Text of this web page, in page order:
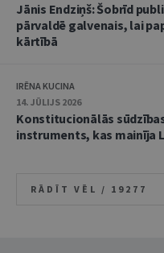
Jānis Endziņš: Šobrīd
pārvaldē galvenais, lai
kārtībā
IRĒNA KUCINA
14. JŪLIJS 2026
Konstitucionālās
instruments, kas mainīja
RĀDĪT VĒL / 19277